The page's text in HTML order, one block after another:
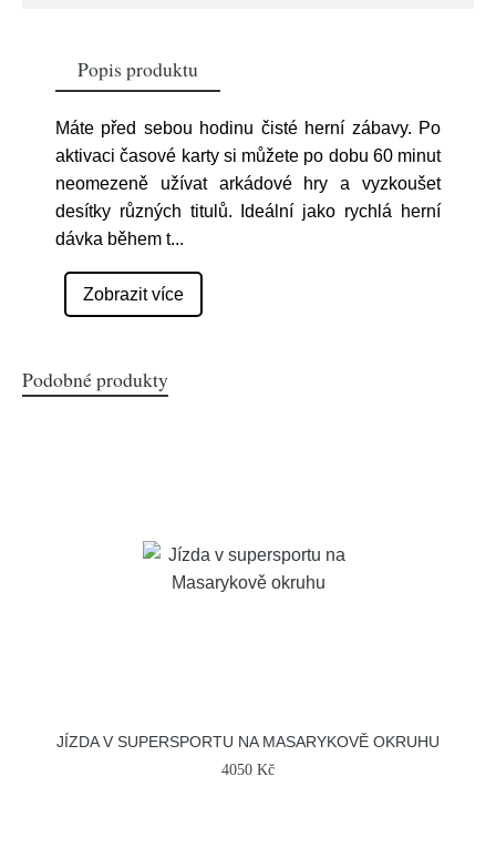
Popis produktu
Máte před sebou hodinu čisté herní zábavy. Po
aktivaci časové karty si můžete po dobu 60 minut
neomezeně užívat arkádové hry a vyzkoušet
desítky různých titulů. Ideální jako rychlá herní
dávka během t...
Zobrazit více
Podobné produkty
JÍZDA V SUPERSPORTU NA MASARYKOVĚ OKRUHU
4050 Kč